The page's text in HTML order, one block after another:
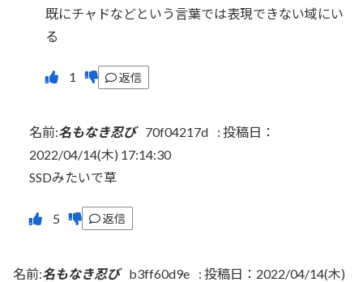
既にチャドなどという言葉では表現できない域にい
る
返信
名前:名もなき忍び 70f04217d : 投稿日：
2022/04/14(木) 17:14:30
SSDみたいで草
返信
名前:名もなき忍び b3ff60d9e : 投稿日：2022/04/14(木)